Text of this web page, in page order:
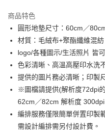
Apple Pay
街口支付
悠遊付
全盈+PAY
AFTEE先享後付
相關說明
【關於「AFTEE先享後付」】
AFTEE先享後付是「在收到商品之
ATM付款
商品特色
圓形地墊尺寸：60cm／
材質：毛絨布+聚酯纖維混紡
logo/各種圖示/生活照片 皆
色彩清晰、高溫高壓印水洗
提供的圖片務必清晰；印製
※圖檔請提供(解析度72dpi
62cm／82cm 解析度 300dpi
編排服務僅限簡單併置印製
需設計編排需另付設計費。